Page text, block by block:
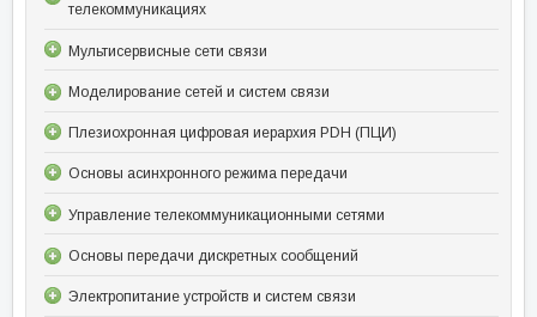
телекоммуникациях
Мультисервисные сети связи
Моделирование сетей и систем связи
Плезиохронная цифровая иерархия PDH (ПЦИ)
Основы асинхронного режима передачи
Управление телекоммуникационными сетями
Основы передачи дискретных сообщений
Электропитание устройств и систем связи